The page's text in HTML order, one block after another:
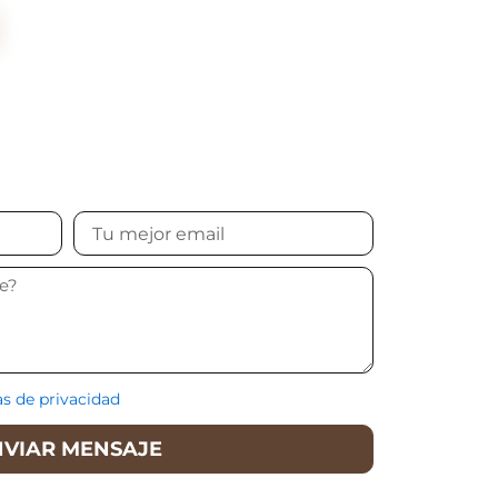
Tu
mejor
email
de privacidad
MENSAJE